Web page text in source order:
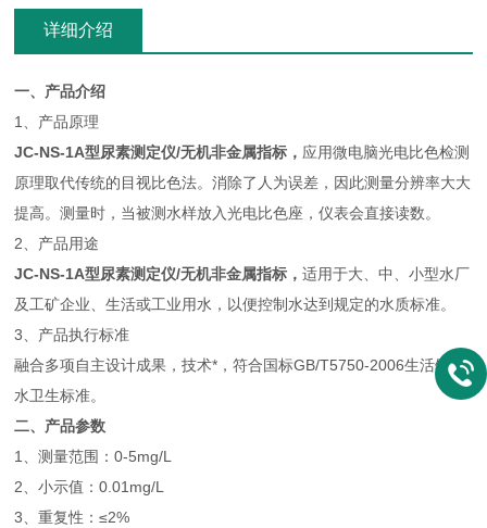
详细介绍
一、产品介绍
1、产品原理
JC-NS-1A型尿素测定仪/无机非金属指标 ， 应用微电脑光电比色检测
原理取代传统的目视比色法。消除了人为误差，因此测量分辨率大大
提高。测量时，当被测水样放入光电比色座，仪表会直接读数。
2、产品用途
JC-NS-1A型尿素测定仪/无机非金属指标 ，适用于大、中、小型水厂
及工矿企业、生活或工业用水，以便控制水达到规定的水质标准。
3、产品执行标准
融合多项自主设计成果，技术*，符合国标GB/T5750-2006生活饮用
水卫生标准。
二、产品参数
1、测量范围：0-5mg/L
2、小示值：0.01mg/L
3、重复性：≤2%